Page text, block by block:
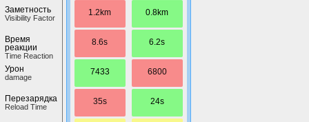
Заметность
Visibility Factor
Время
реакции
Time Reaction
Урон
damage
Перезарядка
Reload Time
1.2km
8.6s
7433
35s
0.8km
6.2s
6800
24s